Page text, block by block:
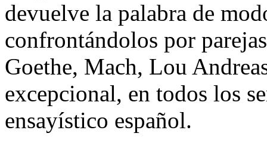
devuelve la palabra de
confrontándolos por
Goethe, Mach, Lou
excepcional, en todos los
ensayístico español.